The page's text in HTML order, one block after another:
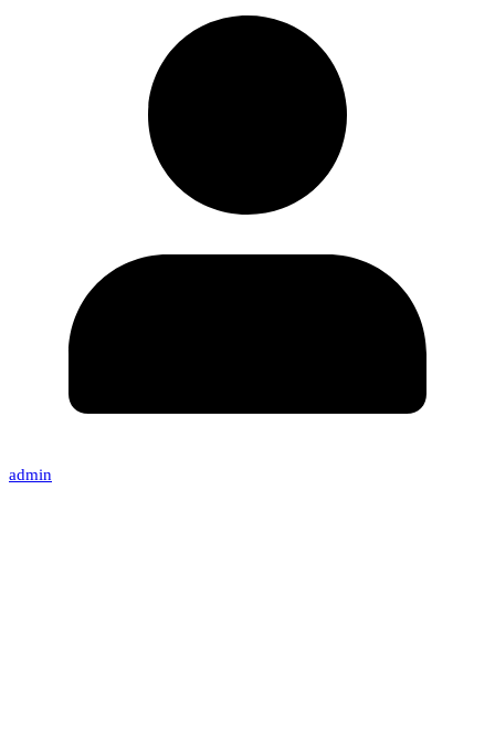
admin